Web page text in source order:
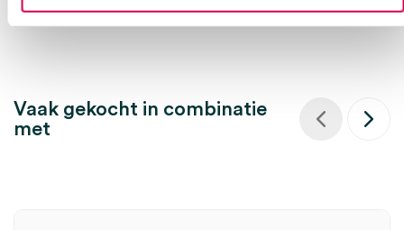
Vaak gekocht in combinatie
met